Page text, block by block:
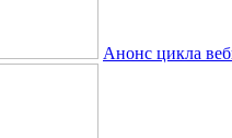
Анонс цикла